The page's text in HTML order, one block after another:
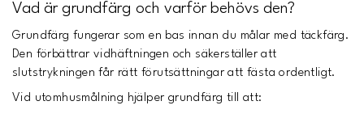
Vad är grundfärg och varför behövs den?
Grundfärg fungerar som en bas innan du målar med täckfärg.
Den förbättrar vidhäftningen och säkerställer att
slutstrykningen får rätt förutsättningar att fästa ordentligt.
Vid utomhusmålning hjälper grundfärg till att: